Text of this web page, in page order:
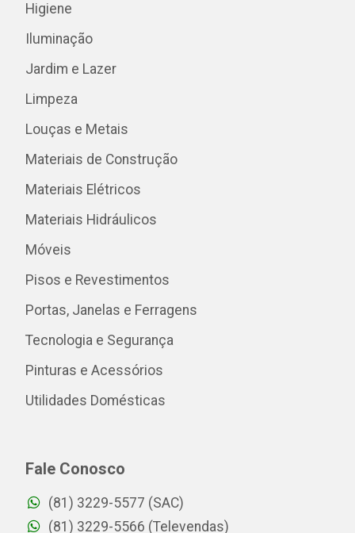
Higiene
Iluminação
Jardim e Lazer
Limpeza
Louças e Metais
Materiais de Construção
Materiais Elétricos
Materiais Hidráulicos
Móveis
Pisos e Revestimentos
Portas, Janelas e Ferragens
Tecnologia e Segurança
Pinturas e Acessórios
Utilidades Domésticas
Fale Conosco
(81) 3229-5577 (SAC)
(81) 3229-5566 (Televendas)